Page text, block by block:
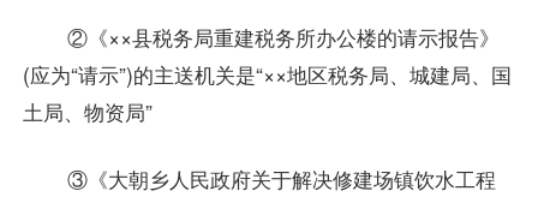
②《××县税务局重建税务所办公楼的请示报告》
(应为“请示”)的主送机关是“××地区税务局、城建局、国
土局、物资局”
③《大朝乡人民政府关于解决修建场镇饮水工程